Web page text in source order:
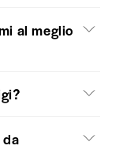
al meglio